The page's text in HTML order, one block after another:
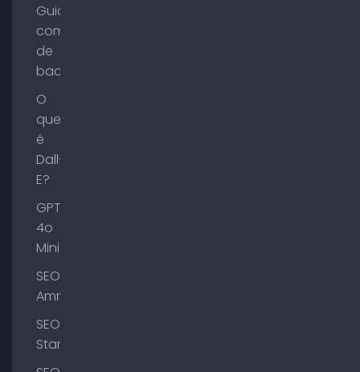
Guia de
compra
de
backlinks
O
que
é
Dall-
E?
GPT-
4o
Mini
SEO
Ammersee
SEO
Starnberg